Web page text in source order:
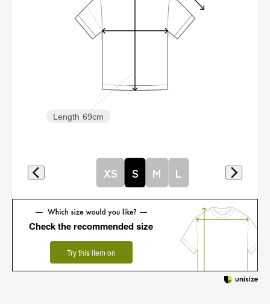
Length 69cm
XS S M L
Check the recommended size
Try this item on